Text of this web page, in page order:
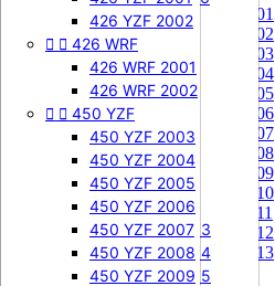
505 SXF
505 SXF 2007
505 SXF 2008
525 SXF
525 SXF 2003
525 SXF 2004
525 SXF 2005
525 SXF 2006
525 EXC-F
525 EXC-F 2003
525 EXC-F 2004
525 EXC-F 2005
426 YZF 2002
  426 WRF
426 WRF 2001
426 WRF 2002
  450 YZF
450 YZF 2003
450 YZF 2004
450 YZF 2005
450 YZF 2006
450 YZF 2007
450 YZF 2008
450 YZF 2009
85 KX 2001
85 KX 2002
85 KX 2003
85 KX 2004
85 KX 2005
85 KX 2006
85 KX 2007
85 KX 2008
85 KX 2009
85 KX 2010
85 KX 2011
85 KX 2012
85 KX 2013
125 KX 